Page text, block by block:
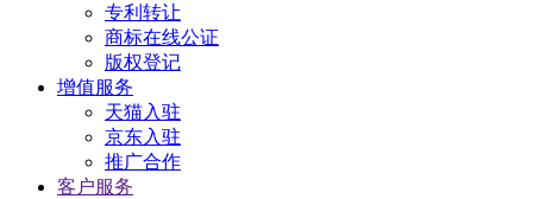
专利转让
商标在线公证
版权登记
增值服务
天猫入驻
京东入驻
推广合作
客户服务